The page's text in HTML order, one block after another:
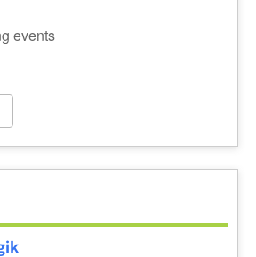
events